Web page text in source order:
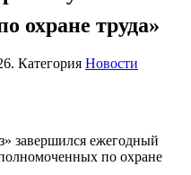
охране труда»
. Категория Новости
завершился ежегодный
по охране